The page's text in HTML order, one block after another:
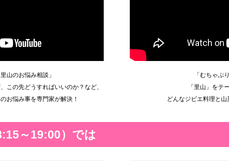
山のお悩み相談」
この先どうすればいいのか？など、
お悩み事を専門家が解決！
「むちゃぶ
「里山」をテ
どんなジビエ料理と
～19:00）では